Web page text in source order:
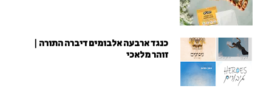
כנגד ארבעה אלבומים דיברה התורה |
זוהר מלאכי